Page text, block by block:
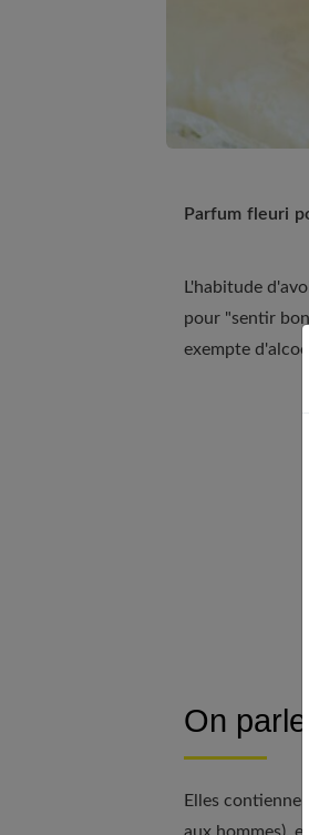
Parfum fleuri
L'habitude
pour "sentir
exempte
On
Elles